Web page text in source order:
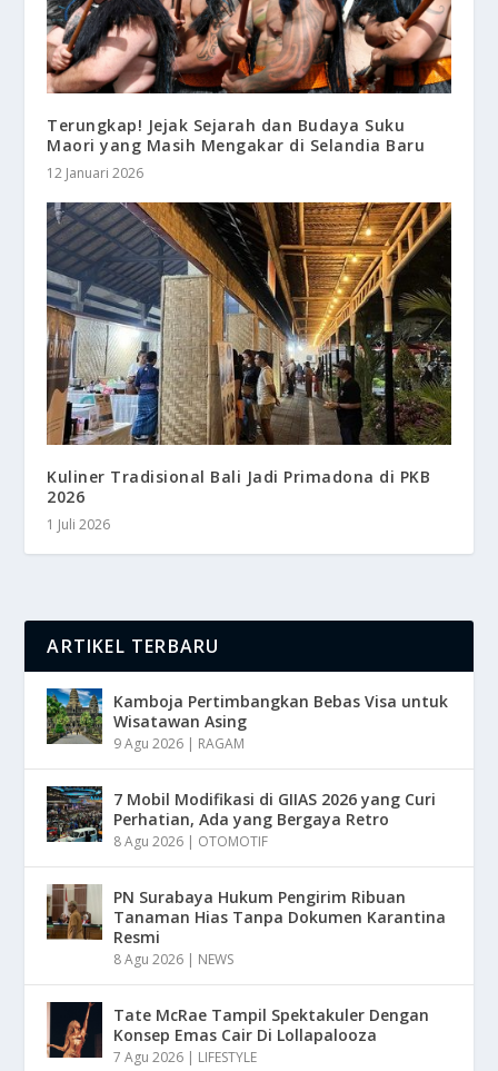
Terungkap! Jejak Sejarah dan Budaya Suku
Maori yang Masih Mengakar di Selandia Baru
12 Januari 2026
Kuliner Tradisional Bali Jadi Primadona di PKB
2026
1 Juli 2026
ARTIKEL TERBARU
Kamboja Pertimbangkan Bebas Visa untuk
Wisatawan Asing
9 Agu 2026 | RAGAM
7 Mobil Modifikasi di GIIAS 2026 yang Curi
Perhatian, Ada yang Bergaya Retro
8 Agu 2026 | OTOMOTIF
PN Surabaya Hukum Pengirim Ribuan
Tanaman Hias Tanpa Dokumen Karantina
Resmi
8 Agu 2026 | NEWS
Tate McRae Tampil Spektakuler Dengan
Konsep Emas Cair Di Lollapalooza
7 Agu 2026 | LIFESTYLE